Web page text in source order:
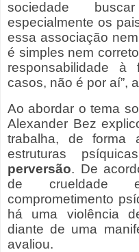
sociedade
especialmente os
essa associação
é simples nem
responsabilidade à
casos, não é por aí”,
Ao abordar o tema
Alexander Bez
trabalha, de forma
estruturas
perversão. De
de crueldade
comprometimento
há uma violência
diante de uma
avaliou.